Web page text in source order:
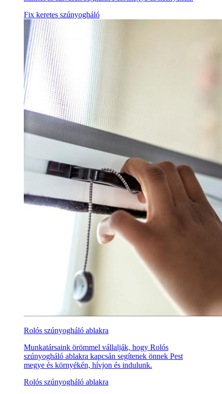
Fix keretes szúnyogháló
Rolós szúnyogháló ablakra
Munkatársaink örömmel vállalják, hogy Rolós
szúnyogháló ablakra kapcsán segítenek önnek Pest
megye és környékén, hívjon és indulunk.
Rolós szúnyogháló ablakra